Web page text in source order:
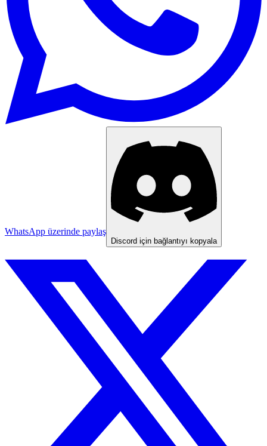
WhatsApp üzerinde paylaş
Discord için bağlantıyı kopyala